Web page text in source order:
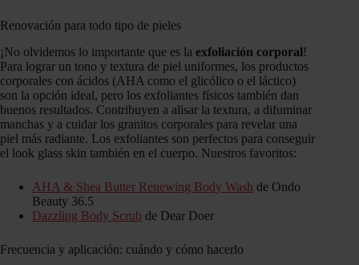
Renovación para todo tipo de pieles
¡No olvidemos lo importante que es la exfoliación corporal!
Para lograr un tono y textura de piel uniformes, los productos
corporales con ácidos (AHA como el glicólico o el láctico)
son la opción ideal, pero los exfoliantes físicos también dan
buenos resultados. Contribuyen a alisar la textura, a difuminar
manchas y a cuidar los granitos corporales para revelar una
piel más radiante. Los exfoliantes son perfectos para conseguir
el look glass skin también en el cuerpo. Nuestros favoritos:
AHA & Shea Butter Renewing Body Wash de Ondo
Beauty 36.5
Dazzling Body Scrub de Dear Doer
Frecuencia y aplicación: cuándo y cómo hacerlo